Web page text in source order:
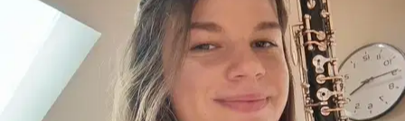
Valentina Tiozzo
Chioggia, 35020